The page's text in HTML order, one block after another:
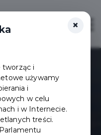
×
tworząc i
używamy
i
w celu
i w Internecie.
treści.